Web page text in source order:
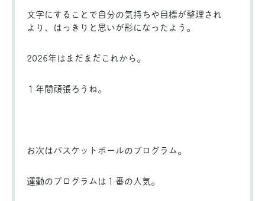
文字にすることで自分の気持ちや目標が整理され
より、はっきりと思いが形になったよう。
2026年はまだまだこれから。
１年間頑張ろうね。
お次はバスケットボールのプログラム。
運動のプログラムは１番の人気。